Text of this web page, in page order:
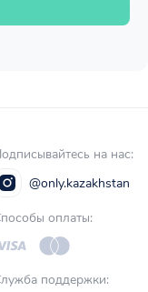
на нас:
@only.kazakhstan
оплаты:
поддержки: